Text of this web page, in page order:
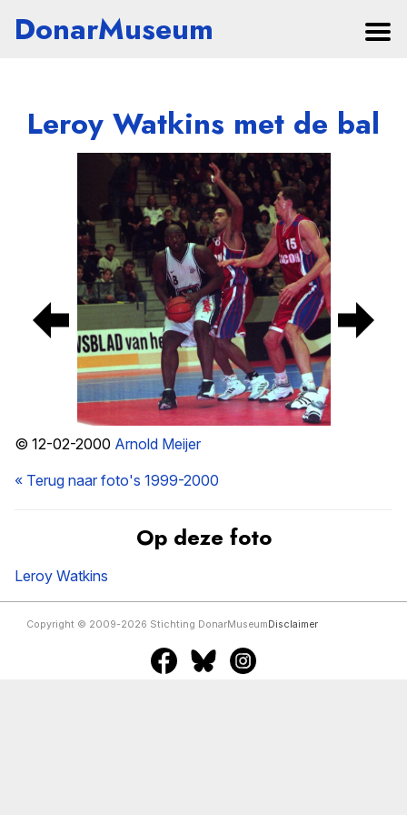
DonarMuseum
Leroy Watkins met de bal
© 12-02-2000 Arnold Meijer
« Terug naar foto's 1999-2000
Op deze foto
Leroy Watkins
Copyright © 2009-2026 Stichting DonarMuseum Disclaimer